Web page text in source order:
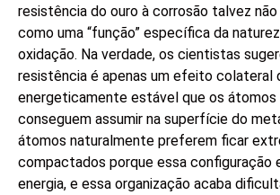
resistência do ouro à corrosão talvez
como uma “função” específica da
oxidação. Na verdade, os cientistas
resistência é apenas um efeito colateral
energeticamente estável que os átomos
conseguem assumir na superfície do
átomos naturalmente preferem ficar
compactados porque essa configuração
energia, e essa organização acaba